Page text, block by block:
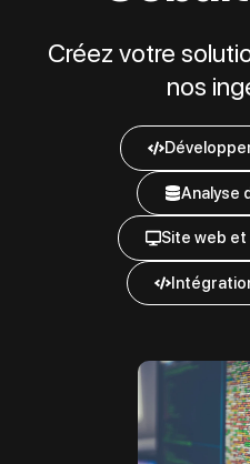
Créez votre
nos
Analyse
Site web